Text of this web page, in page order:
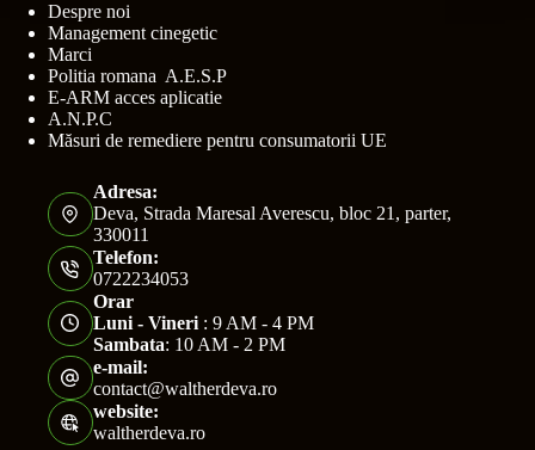
Despre noi
Management cinegetic
Marci
Politia romana A.E.S.P
E-ARM acces aplicatie
A.N.P.C
Măsuri de remediere pentru consumatorii UE
Adresa:
Deva, Strada Maresal Averescu, bloc 21, parter,
330011
Telefon:
0722234053
Orar
Luni - Vineri: 9 AM - 4 PM
Sambata: 10 AM - 2 PM
e-mail:
contact@waltherdeva.ro
website:
waltherdeva.ro